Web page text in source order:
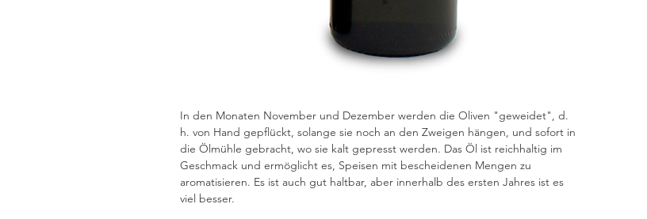
In den Monaten November und Dezember werden die Oliven "geweidet", d.
h. von Hand gepflückt, solange sie noch an den Zweigen hängen, und sofort in
die Ölmühle gebracht, wo sie kalt gepresst werden. Das Öl ist reichhaltig im
Geschmack und ermöglicht es, Speisen mit bescheidenen Mengen zu
aromatisieren. Es ist auch gut haltbar, aber innerhalb des ersten Jahres ist es
viel besser.